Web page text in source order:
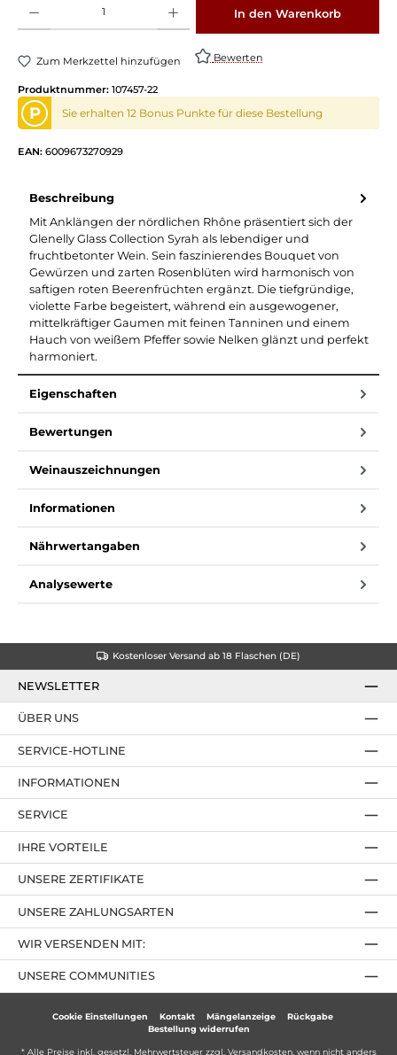
In den Warenkorb
Zum Merkzettel hinzufügen Bewerten
Produktnummer: 107457-22
P Sie erhalten 12 Bonus Punkte für diese Bestellung
EAN: 6009673270929
Beschreibung
Mit Anklängen der nördlichen Rhône präsentiert sich der
Glenelly Glass Collection Syrah als lebendiger und
fruchtbetonter Wein. Sein faszinierendes Bouquet von
Gewürzen und zarten Rosenblüten wird harmonisch von
saftigen roten Beerenfrüchten ergänzt. Die tiefgründige,
violette Farbe begeistert, während ein ausgewogener,
mittelkräftiger Gaumen mit feinen Tanninen und einem
Hauch von weißem Pfeffer sowie Nelken glänzt und perfekt
harmoniert.
Eigenschaften
Bewertungen
Weinauszeichnungen
Informationen
Nährwertangaben
Analysewerte
Kostenloser Versand ab 18 Flaschen (DE)
NEWSLETTER
SERVICE-HOTLINE
IHRE VORTEILE
UNSERE ZAHLUNGSARTEN
ÜBER UNS
UNSERE ZERTIFIKATE
INFORMATIONEN
SERVICE
UNSERE COMMUNITIES
WIR VERSENDEN MIT:
Cookie Einstellungen Kontakt Mängelanzeige
Rückgabe
Bestellung widerrufen
* Alle Preise inkl. gesetzl. Mehrwertsteuer zzgl. Versandkosten, wenn nicht anders